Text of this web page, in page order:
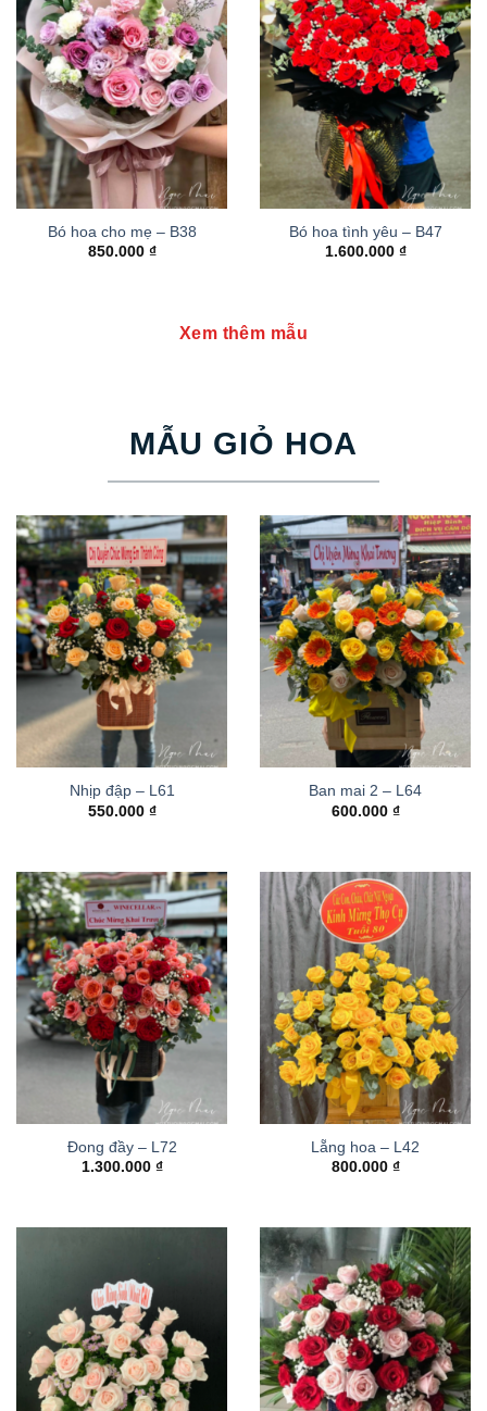
Bó hoa cho mẹ – B38
850.000 ₫
Bó hoa tình yêu – B47
1.600.000 ₫
Xem thêm mẫu
MẪU GIỎ HOA
Nhịp đập – L61
550.000 ₫
Ban mai 2 – L64
600.000 ₫
Đong đầy – L72
1.300.000 ₫
Lẵng hoa – L42
800.000 ₫